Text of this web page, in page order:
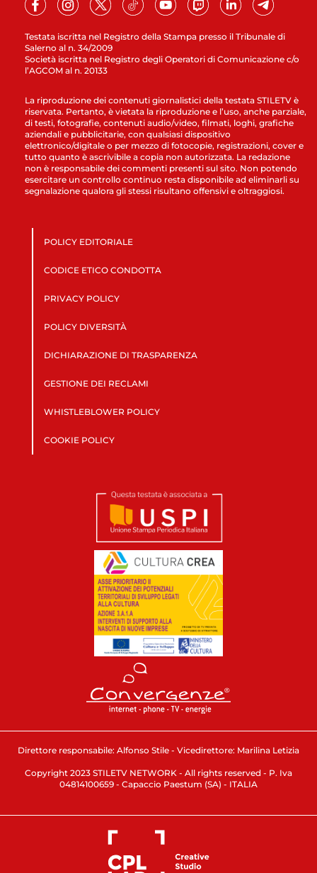
Testata iscritta nel Registro della Stampa presso il Tribunale di
Salerno al n. 34/2009
Società iscritta nel Registro degli Operatori di Comunicazione c/o
l’AGCOM al n. 20133
La riproduzione dei contenuti giornalistici della testata STILETV è
riservata. Pertanto, è vietata la riproduzione e l’uso, anche parziale,
di testi, fotografie, contenuti audio/video, filmati, loghi, grafiche
aziendali e pubblicitarie, con qualsiasi dispositivo
elettronico/digitale o per mezzo di fotocopie, registrazioni, cover e
tutto quanto è ascrivibile a copia non autorizzata. La redazione
non è responsabile dei commenti presenti sul sito. Non potendo
esercitare un controllo continuo resta disponibile ad eliminarli su
segnalazione qualora gli stessi risultano offensivi e oltraggiosi.
POLICY EDITORIALE
CODICE ETICO CONDOTTA
PRIVACY POLICY
POLICY DIVERSITÀ
DICHIARAZIONE DI TRASPARENZA
GESTIONE DEI RECLAMI
WHISTLEBLOWER POLICY
COOKIE POLICY
Direttore responsabile: Alfonso Stile - Vicedirettore: Marilina Letizia
Copyright 2023 STILETV NETWORK - All rights reserved - P. Iva
04814100659 - Capaccio Paestum (SA) - ITALIA